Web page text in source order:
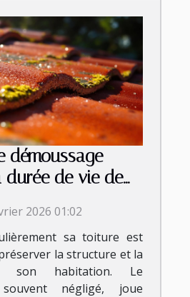
démoussage
durée de vie de
2026 01:02
sa toiture est
la structure et la
son habitation. Le
souvent négligé, joue